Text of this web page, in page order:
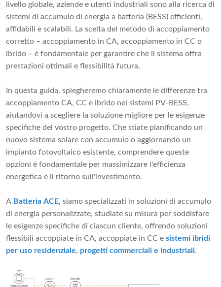
livello globale, aziende e utenti industriali sono alla ricerca di
sistemi di accumulo di energia a batteria (BESS) efficienti,
affidabili e scalabili. La scelta del metodo di accoppiamento
corretto – accoppiamento in CA, accoppiamento in CC o
ibrido – è fondamentale per garantire che il sistema offra
prestazioni ottimali e flessibilità futura.
In questa guida, spiegheremo chiaramente le differenze tra
accoppiamento CA, CC e ibrido nei sistemi PV-BESS,
aiutandovi a scegliere la soluzione migliore per le esigenze
specifiche del vostro progetto. Che stiate pianificando un
nuovo sistema solare con accumulo o aggiornando un
impianto fotovoltaico esistente, comprendere queste
opzioni è fondamentale per massimizzare l'efficienza
energetica e il ritorno sull'investimento.
A Batteria ACE, siamo specializzati in soluzioni di accumulo
di energia personalizzate, studiate su misura per soddisfare
le esigenze specifiche di ciascun cliente, offrendo soluzioni
flessibili accoppiate in CA, accoppiate in CC e sistemi ibridi
per uso residenziale, progetti commerciali e industriali.